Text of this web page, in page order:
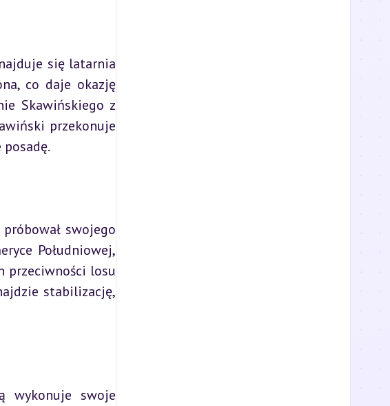
się latarnia
co daje okazję
Skawińskiego z
przekonuje
swojego
Południowej,
przeciwności losu
stabilizację,
wykonuje swoje